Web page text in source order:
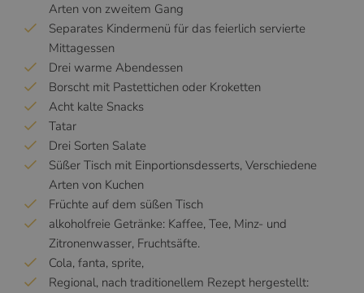
Arten von zweitem Gang
Separates Kindermenü für das feierlich servierte
Mittagessen
Drei warme Abendessen
Borscht mit Pastettichen oder Kroketten
Acht kalte Snacks
Tatar
Drei Sorten Salate
Süßer Tisch mit Einportionsdesserts, Verschiedene
Arten von Kuchen
Früchte auf dem süßen Tisch
alkoholfreie Getränke: Kaffee, Tee, Minz- und
Zitronenwasser, Fruchtsäfte.
Cola, fanta, sprite,
Regional, nach traditionellem Rezept hergestellt: